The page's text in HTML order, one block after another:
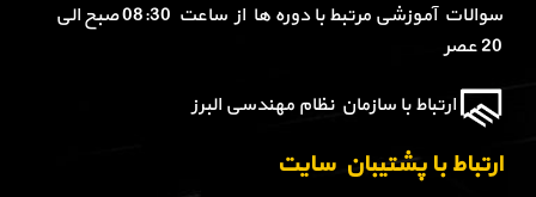
سوالات آموزشی مرتبط با دوره ها از ساعت 08:30 صبح الی
20 عصر
ارتباط با سازمان نظام مهندسی البرز
ارتباط با پشتیبان سایت